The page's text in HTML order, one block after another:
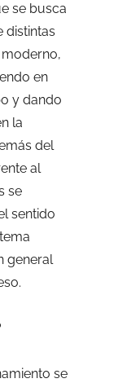
se busca
distintas
en
y dando
la
del
al
se
sentido
general
se